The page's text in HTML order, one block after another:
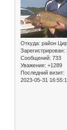
Откуда: район
Зарегистрирован:
Сообщений: 733
Уважение: +1289
Последний визит:
2023-05-31